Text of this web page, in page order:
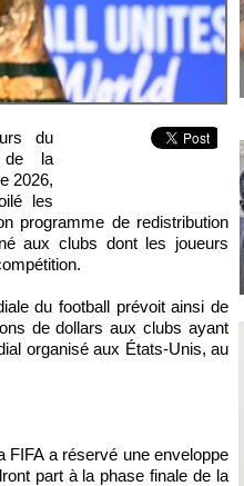
du
de la
2026,
les
programme de redistribution
aux clubs dont les joueurs
du football prévoit ainsi de
de dollars aux clubs ayant
organisé aux États-Unis, au
FIFA a réservé une enveloppe
part à la phase finale de la